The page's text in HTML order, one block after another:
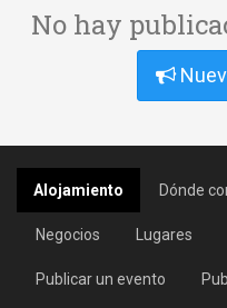
No hay
Alojamiento Dónde
Negocios Lugares
Publicar un evento